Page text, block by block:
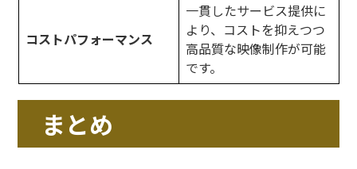
コストパフォーマンス
一貫したサービス提供に
より、コストを抑えつつ
高品質な映像制作が可能
です。
まとめ